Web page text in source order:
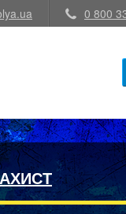
0 800